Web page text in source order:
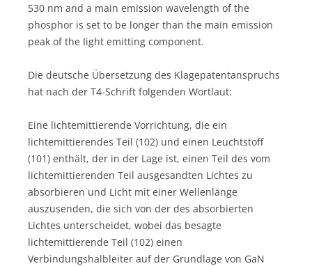
530 nm and a main emission wavelength of the
phosphor is set to be longer than the main emission
peak of the Iight emitting component.
Die deutsche Übersetzung des Klagepatentanspruchs
hat nach der T4-Schrift folgenden Wortlaut:
Eine lichtemittierende Vorrichtung, die ein
lichtemittierendes Teil (102) und einen Leuchtstoff
(101) enthält, der in der Lage ist, einen Teil des vom
lichtemittierenden Teil ausgesandten Lichtes zu
absorbieren und Licht mit einer Wellenlänge
auszusenden, die sich von der des absorbierten
Lichtes unterscheidet, wobei das besagte
lichtemittierende Teil (102) einen
Verbindungshalbleiter auf der Grundlage von GaN